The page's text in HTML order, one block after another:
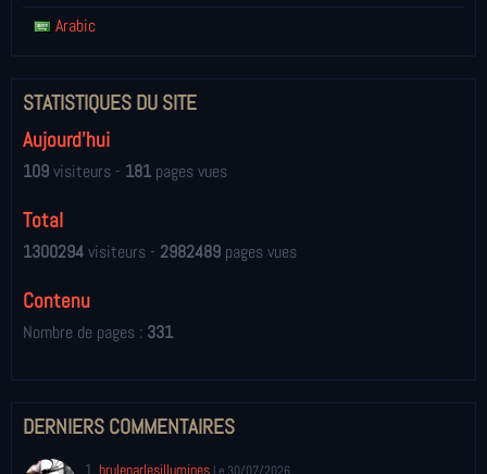
Arabic
STATISTIQUES DU SITE
Aujourd'hui
109visiteurs - 181pages vues
Total
1300294visiteurs - 2982489 pages vues
Contenu
Nombre de pages : 331
DERNIERS COMMENTAIRES
1. bruleparlesillumines Le 30/07/2026